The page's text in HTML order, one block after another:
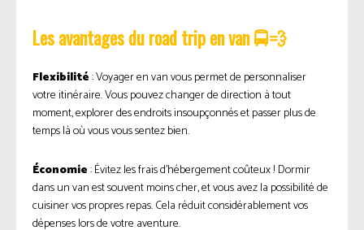
Les avantages du road trip en van 🚍💨
Flexibilité: Voyager en van vous permet de personnaliser
votre itinéraire. Vous pouvez changer de direction à tout
moment, explorer des endroits insoupçonnés et passer plus de
temps là où vous vous sentez bien.
Économie: Évitez les frais d’hébergement coûteux ! Dormir
dans un van est souvent moins cher, et vous avez la possibilité de
cuisiner vos propres repas. Cela réduit considérablement vos
dépenses lors de votre aventure.